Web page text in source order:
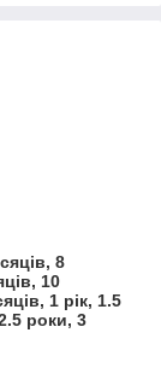
8
10
1 рік, 1.5
роки, 3